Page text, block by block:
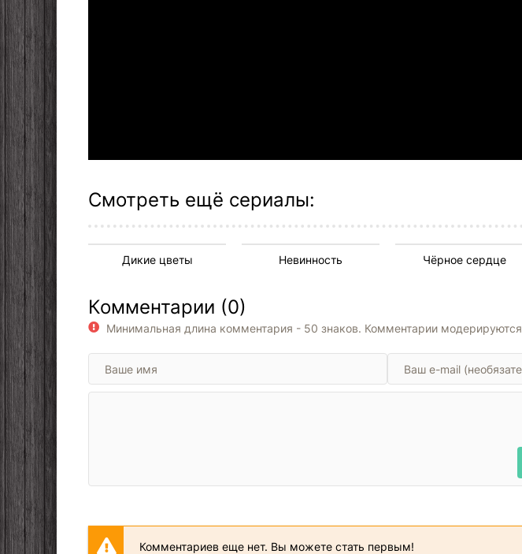
Смотреть ещё сериалы:
Дикие цветы Невинность Чёрное сердце
Комментарии (0)
Минимальная длина комментария - 50 знаков. Комментарии модерируются
Комментариев еще нет. Вы можете стать первым!